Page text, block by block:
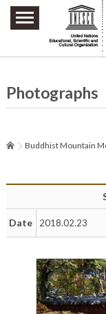
주요메뉴 바로가기
본문 바로가기
하단메뉴 바로가기
Photographs
Buddhist Mountain
Date 2018.02.23